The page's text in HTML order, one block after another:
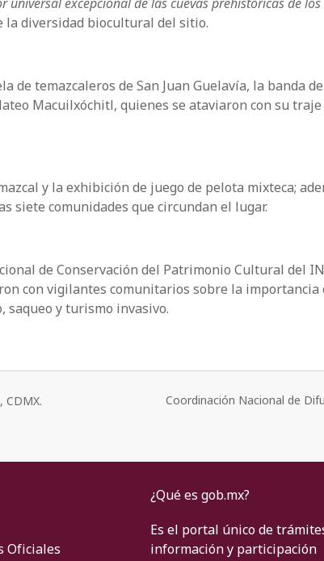
la diversidad biocultural del sitio.
de temazcaleros de San Juan Guelavía, la banda
Macuilxóchitl, quienes se ataviaron con su traje
y la exhibición de juego de pelota mixteca;
siete comunidades que circundan el lugar.
de Conservación del Patrimonio Cultural del
con vigilantes comunitarios sobre la importancia
saqueo y turismo invasivo.
CDMX.
Coordinación Nacional de
Oficiales
¿Qué es gob.mx?
Es el portal único de
información y participación